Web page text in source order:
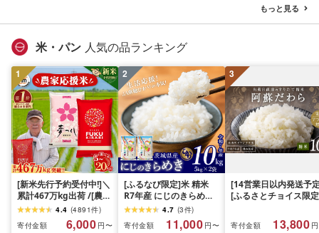
グ
もっと見る
米・パン 人気の品ランキング
1
[新米先行予約受付中!]＼
累計467万kg出荷 /[農家
応援米]訳あり 令和7年産
令和8年産ふくきらり 夢
つくし 5kg 10kg 15kg
4.4 (4891件)
寄付金額
6,000 円〜
2
[ふるなび限定]米 精米
R7年産 にじのきらめき
10kg 10月 FN-Limited-
4.7 (3件)
寄付金額
11,000 円〜
3
[14営業日以内発送予
[ふるさとチョイス限定
だわら 熊本県 高森町
リジナル米 計
寄付金額 13,800